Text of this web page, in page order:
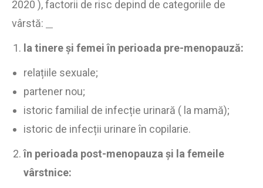
2020 ), factorii de risc depind de categoriile de
vârstă:
la tinere și femei în perioada pre-menopauză:
relațiile sexuale;
partener nou;
istoric familial de infecție urinară ( la mamă);
istoric de infecții urinare în copilarie.
în perioada post-menopauza și la femeile
vârstnice: